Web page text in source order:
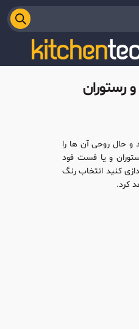
رستوران
حال روحی آن ها را
و یا فست فود
کنید انتخاب رنگ
کرد.